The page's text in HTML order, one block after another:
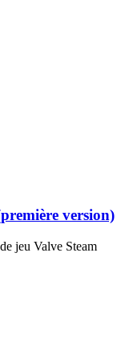
version)
jeu Valve Steam